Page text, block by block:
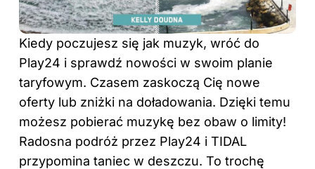
Kiedy poczujesz się jak muzyk, wróć do
Play24 i sprawdź nowości w swoim planie
taryfowym. Czasem zaskoczą Cię nowe
oferty lub zniżki na doładowania. Dzięki temu
możesz pobierać muzykę bez obaw o limity!
Radosna podróż przez Play24 i TIDAL
przypomina taniec w deszczu. To trochę